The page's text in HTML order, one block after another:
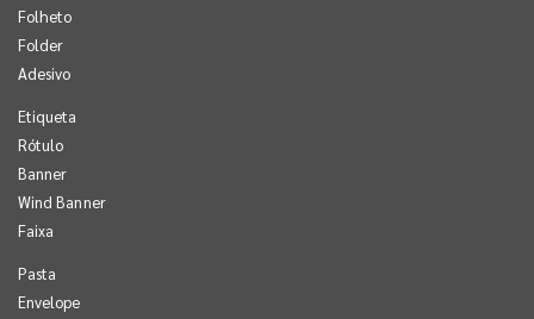
Folheto
Folder
Adesivo
Etiqueta
Rótulo
Banner
Wind Banner
Faixa
Pasta
Envelope